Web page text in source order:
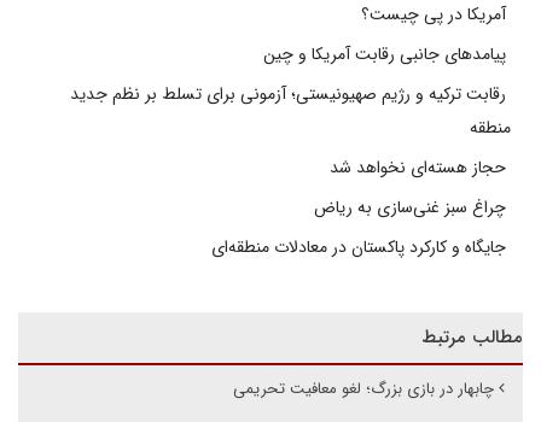
آمریکا در پی چیست؟
پیامدهای جانبی رقابت آمریکا و چین
رقابت ترکیه و رژیم صهیونیستی؛ آزمونی برای تسلط بر نظم جدید
منطقه
حجاز هسته‌ای نخواهد شد
چراغ سبز غنی‌سازی به ریاض
جایگاه و کارکرد پاکستان در معادلات منطقه‌ای
مطالب مرتبط
چابهار در بازی بزرگ؛ لغو معافیت تحریمی